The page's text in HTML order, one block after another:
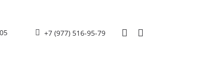
+7 (977) 516-95-79